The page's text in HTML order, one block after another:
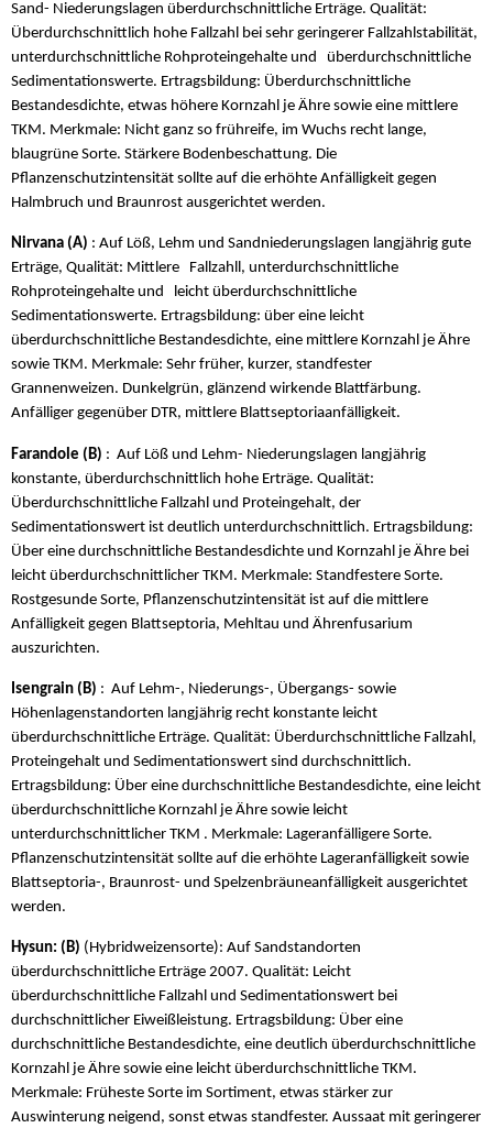
Sand- Niederungslagen überdurchschnittliche Erträge. Qualität:
Überdurchschnittlich hohe Fallzahl bei sehr geringerer Fallzahlstabilität,
unterdurchschnittliche Rohproteingehalte und überdurchschnittliche
Sedimentationswerte. Ertragsbildung: Überdurchschnittliche
Bestandesdichte, etwas höhere Kornzahl je Ähre sowie eine mittlere
TKM. Merkmale: Nicht ganz so frühreife, im Wuchs recht lange,
blaugrüne Sorte. Stärkere Bodenbeschattung. Die
Pflanzenschutzintensität sollte auf die erhöhte Anfälligkeit gegen
Halmbruch und Braunrost ausgerichtet werden.
Nirvana (A) : Auf Löß, Lehm und Sandniederungslagen langjährig gute
Erträge, Qualität: Mittlere Fallzahll, unterdurchschnittliche
Rohproteingehalte und leicht überdurchschnittliche
Sedimentationswerte. Ertragsbildung: über eine leicht
überdurchschnittliche Bestandesdichte, eine mittlere Kornzahl je Ähre
sowie TKM. Merkmale: Sehr früher, kurzer, standfester
Grannenweizen. Dunkelgrün, glänzend wirkende Blattfärbung.
Anfälliger gegenüber DTR, mittlere Blattseptoriaanfälligkeit.
Farandole (B) : Auf Löß und Lehm- Niederungslagen langjährig
konstante, überdurchschnittlich hohe Erträge. Qualität:
Überdurchschnittliche Fallzahl und Proteingehalt, der
Sedimentationswert ist deutlich unterdurchschnittlich. Ertragsbildung:
Über eine durchschnittliche Bestandesdichte und Kornzahl je Ähre bei
leicht überdurchschnittlicher TKM. Merkmale: Standfestere Sorte.
Rostgesunde Sorte, Pflanzenschutzintensität ist auf die mittlere
Anfälligkeit gegen Blattseptoria, Mehltau und Ährenfusarium
auszurichten.
Isengrain (B) : Auf Lehm-, Niederungs-, Übergangs- sowie
Höhenlagenstandorten langjährig recht konstante leicht
überdurchschnittliche Erträge. Qualität: Überdurchschnittliche Fallzahl,
Proteingehalt und Sedimentationswert sind durchschnittlich.
Ertragsbildung: Über eine durchschnittliche Bestandesdichte, eine leicht
überdurchschnittliche Kornzahl je Ähre sowie leicht
unterdurchschnittlicher TKM . Merkmale: Lageranfälligere Sorte.
Pflanzenschutzintensität sollte auf die erhöhte Lageranfälligkeit sowie
Blattseptoria-, Braunrost- und Spelzenbräuneanfälligkeit ausgerichtet
werden.
Hysun: (B) (Hybridweizensorte): Auf Sandstandorten
überdurchschnittliche Erträge 2007. Qualität: Leicht
überdurchschnittliche Fallzahl und Sedimentationswert bei
durchschnittlicher Eiweißleistung. Ertragsbildung: Über eine
durchschnittliche Bestandesdichte, eine deutlich überdurchschnittliche
Kornzahl je Ähre sowie eine leicht überdurchschnittliche TKM.
Merkmale: Früheste Sorte im Sortiment, etwas stärker zur
Auswinterung neigend, sonst etwas standfester. Aussaat mit geringerer